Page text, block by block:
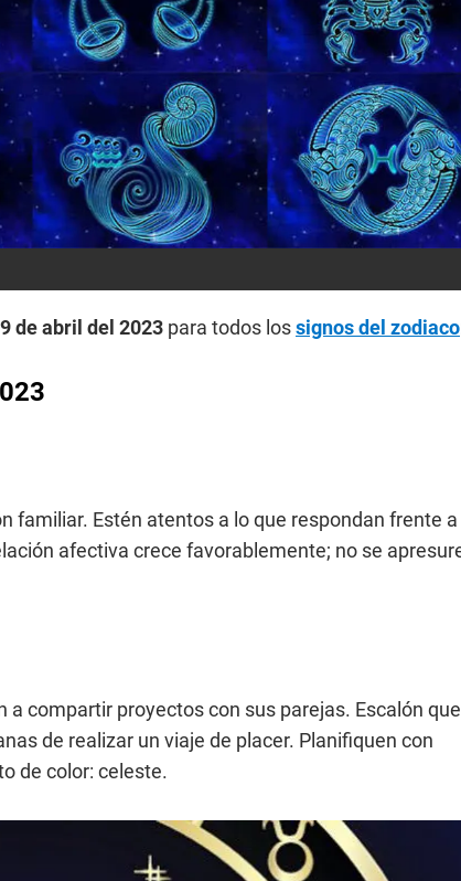
de abril del 2023 para todos lossignos del zodiaco
familiar. Estén atentos a lo que respondan frente a
afectiva crece favorablemente; no se
compartir proyectos con sus parejas. Escalón que
de realizar un viaje de placer. Planifiquen con
de color: celeste.